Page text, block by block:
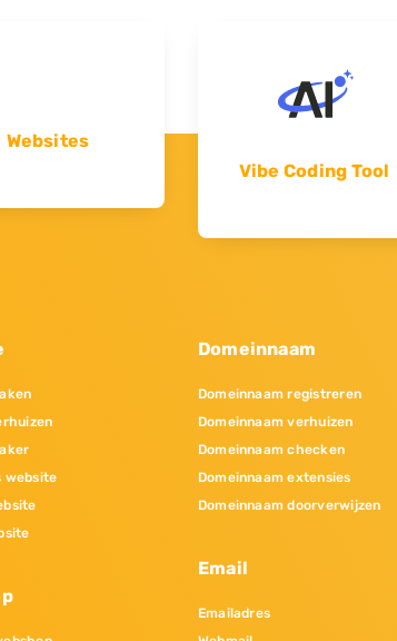
Websites
Vibe Coding Tool
website
Domeinnaam
Domeinnaam registreren
Domeinnaam verhuizen
Domeinnaam checken
Domeinnaam extensies
Domeinnaam doorverwijzen
Email
Emailadres